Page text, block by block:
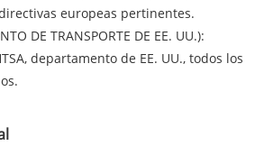
europeas pertinentes.
DE TRANSPORTE DE EE. UU.):
departamento de EE. UU., todos los